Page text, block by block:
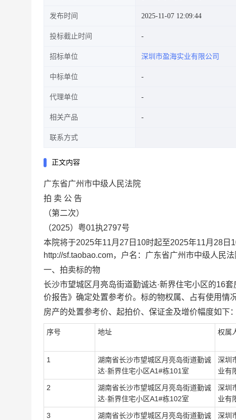
发布时间 2025-11-07 12:09:44
投标截止时间
招标单位 深圳市盈海实业有限公司
中标单位
代理单位
相关产品
联系方式
正文内容
广东省广州市中级人民法院
拍 卖 公 告
（第二次）
（2025）粤01执2797号
本院将于2025年11月 27 日 10时起至2025年11月 28 日
http://sf.taobao.com，户名：广东省广州市中级人民
一、拍卖标的物
长沙市望城区月亮岛街道勤诚达·新界住宅小区的16套
价报告》确定处置参考价。标的物权属、占有使用情
房产的处置参考价、起拍价、保证金及增价幅度如下：
序号 地址 权属
1
湖南省长沙市望城区月亮岛街道勤诚
达·新界住宅小区A1#栋101室
深圳
业有
2
湖南省长沙市望城区月亮岛街道勤诚
达·新界住宅小区A1#栋102室
深圳
业有
3
湖南省长沙市望城区月亮岛街道勤诚
深圳